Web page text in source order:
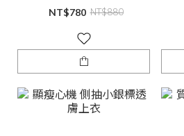
NT$780 NT$880